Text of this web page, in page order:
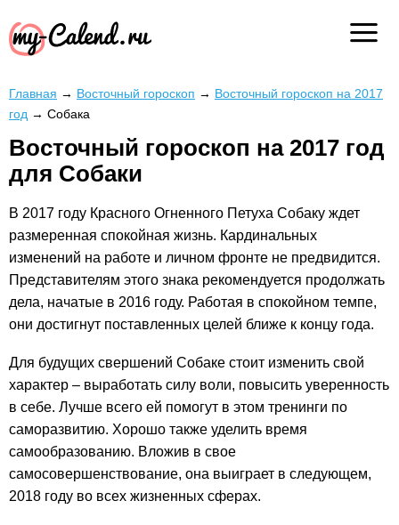
Главная → Восточный гороскоп → Восточный гороскоп на 2017
год → Собака
Восточный гороскоп на 2017 год
для Собаки
В 2017 году Красного Огненного Петуха Собаку ждет
размеренная спокойная жизнь. Кардинальных
изменений на работе и личном фронте не предвидится.
Представителям этого знака рекомендуется продолжать
дела, начатые в 2016 году. Работая в спокойном темпе,
они достигнут поставленных целей ближе к концу года.
Для будущих свершений Собаке стоит изменить свой
характер – выработать силу воли, повысить уверенность
в себе. Лучше всего ей помогут в этом тренинги по
саморазвитию. Хорошо также уделить время
самообразованию. Вложив в свое
самосовершенствование, она выиграет в следующем,
2018 году во всех жизненных сферах.